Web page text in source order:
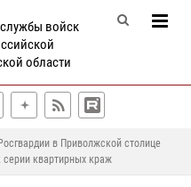
войск
области
в Приволжской столице
квартирных краж